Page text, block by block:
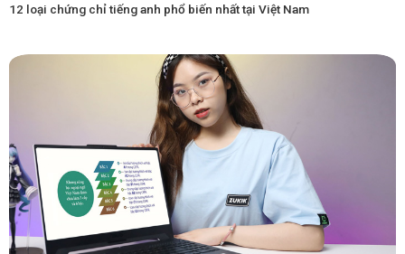
12 loại chứng chỉ tiếng anh phổ biến nhất tại Việt Nam